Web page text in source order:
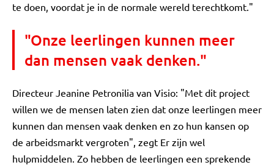
te doen, voordat je in de normale wereld terechtkomt."
"Onze leerlingen kunnen meer
dan mensen vaak denken."
Directeur Jeanine Petronilia van Visio: "Met dit project
willen we de mensen laten zien dat onze leerlingen meer
kunnen dan mensen vaak denken en zo hun kansen op
de arbeidsmarkt vergroten", zegt Er zijn wel
hulpmiddelen. Zo hebben de leerlingen een sprekende